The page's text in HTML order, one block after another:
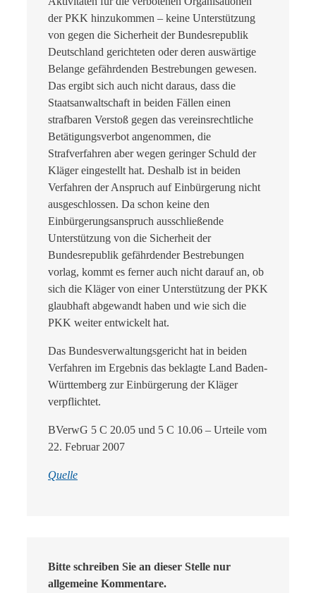
der PKK hinzukommen – keine Unterstützung
von gegen die Sicherheit der Bundesrepublik
Deutschland gerichteten oder deren auswärtige
Belange gefährdenden Bestrebungen gewesen.
Das ergibt sich auch nicht daraus, dass die
Staatsanwaltschaft in beiden Fällen einen
strafbaren Verstoß gegen das vereinsrechtliche
Betätigungsverbot angenommen, die
Strafverfahren aber wegen geringer Schuld der
Kläger eingestellt hat. Deshalb ist in beiden
Verfahren der Anspruch auf Einbürgerung nicht
ausgeschlossen. Da schon keine den
Einbürgerungsanspruch ausschließende
Unterstützung von die Sicherheit der
Bundesrepublik gefährdender Bestrebungen
vorlag, kommt es ferner auch nicht darauf an, ob
sich die Kläger von einer Unterstützung der PKK
glaubhaft abgewandt haben und wie sich die
PKK weiter entwickelt hat.
Das Bundesverwaltungsgericht hat in beiden
Verfahren im Ergebnis das beklagte Land Baden-
Württemberg zur Einbürgerung der Kläger
verpflichtet.
BVerwG 5 C 20.05 und 5 C 10.06 – Urteile vom
22. Februar 2007
Quelle
Bitte schreiben Sie an dieser Stelle nur
allgemeine Kommentare.